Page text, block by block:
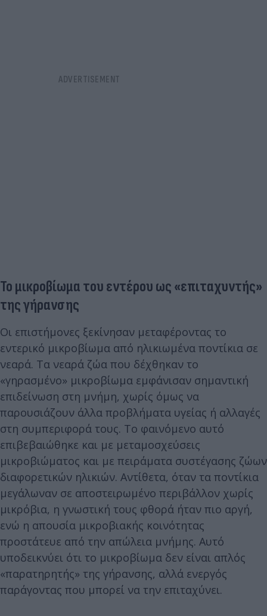
Το μικροβίωμα του εντέρου ως «επιταχυντής»
της γήρανσης
Οι επιστήμονες ξεκίνησαν μεταφέροντας το
εντερικό μικροβίωμα από ηλικιωμένα ποντίκια σε
νεαρά. Τα νεαρά ζώα που δέχθηκαν το
«γηρασμένο» μικροβίωμα εμφάνισαν σημαντική
επιδείνωση στη μνήμη, χωρίς όμως να
παρουσιάζουν άλλα προβλήματα υγείας ή αλλαγές
στη συμπεριφορά τους. Το φαινόμενο αυτό
επιβεβαιώθηκε και με μεταμοσχεύσεις
μικροβιώματος και με πειράματα συστέγασης ζώων
διαφορετικών ηλικιών. Αντίθετα, όταν τα ποντίκια
μεγάλωναν σε αποστειρωμένο περιβάλλον χωρίς
μικρόβια, η γνωστική τους φθορά ήταν πιο αργή,
ενώ η απουσία μικροβιακής κοινότητας
προστάτευε από την απώλεια μνήμης. Αυτό
υποδεικνύει ότι το μικροβίωμα δεν είναι απλός
«παρατηρητής» της γήρανσης, αλλά ενεργός
παράγοντας που μπορεί να την επιταχύνει.